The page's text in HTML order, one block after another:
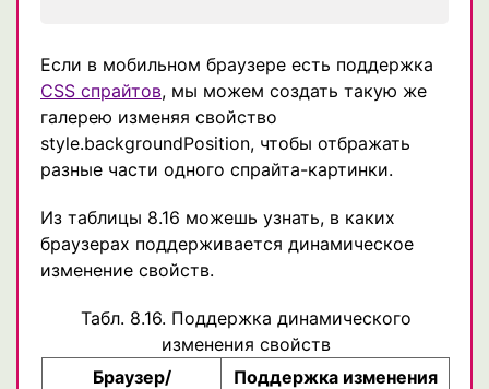
Если в мобильном браузере есть поддержка
CSS спрайтов, мы можем создать такую же
галерею изменяя свойство
style.backgroundPosition, чтобы отбражать
разные части одного спрайта-картинки.
Из таблицы 8.16 можешь узнать, в каких
браузерах поддерживается динамическое
изменение свойств.
Табл. 8.16. Поддержка динамического
изменения свойств
Браузер/
Поддержка изменения